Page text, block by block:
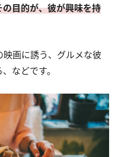
の目的が、彼が興味を持
画に誘う、グルメな彼
などです。